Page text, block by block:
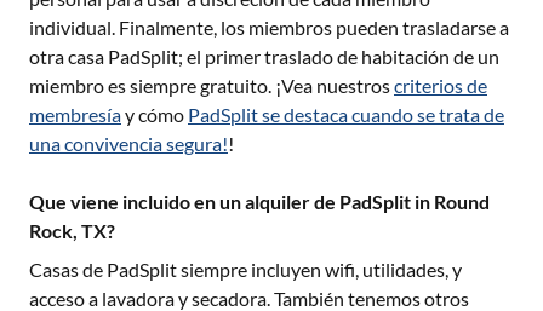
individual. Finalmente, los miembros pueden trasladarse a
otra casa PadSplit; el primer traslado de habitación de un
miembro es siempre gratuito. ¡Vea nuestroscriterios de
membresíay cómo PadSplit se destaca cuando se trata de
una convivencia segura!!
Que viene incluido en un alquiler de PadSplit in Round
Rock, TX?
Casas de PadSplit siempre incluyen wifi, utilidades, y
acceso a lavadora y secadora. También tenemos otros